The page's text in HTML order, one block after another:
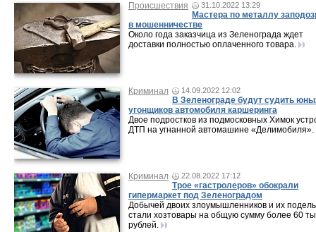
Происшествия 31.10.2022 13:29
Мастера по металлу
в мошенничестве
Около года заказчица из Зеленограда ждет
доставки полностью оплаченного товара.
Криминал 14.09.2022 12:02
В Зеленограде будут судить
угонщиков автомобиля каршеринга
Двое подростков из подмосковных Химок
ДТП на угнанной автомашине «Делимобиля».
Криминал 22.08.2022 17:12
Трое «гастролеров» обокрали
гипермаркет под Зеленоградом
Добычей двоих злоумышленников и их
стали хозтовары на общую сумму более 60
рублей.